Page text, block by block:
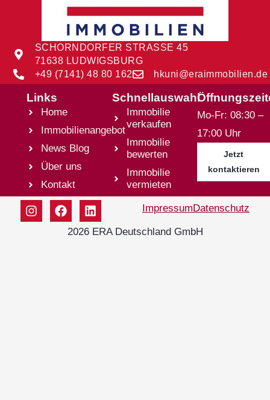
SCHORNDORFER STRASSE 45
71638 LUDWIGSBURG
+49 (7141) 48 80 162
hkuni@eraimmobilien.de
Links
Home
Immobilienangebot
News Blog
Über uns
Kontakt
Schnellauswahl
Immobilie
verkaufen
Immobilie
bewerten
Immobilie
vermieten
Mo-Fr: 08:30 –
17:00 Uhr
Jetzt
kontaktieren
ImpressumDatenschutz
2026 ERA Deutschland GmbH